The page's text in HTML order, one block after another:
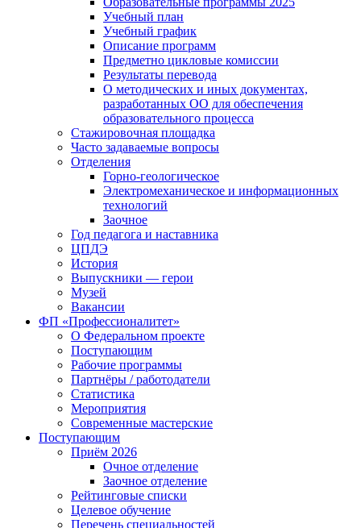
Учебный план
Учебный график
Описание программ
Предметно цикловые комиссии
Результаты перевода
О методических и иных документах,
разработанных ОО для обеспечения
образовательного процесса
Стажировочная площадка
Часто задаваемые вопросы
Отделения
Горно-геологическое
Электромеханическое и информационных
технологий
Заочное
Год педагога и наставника
ЦПДЭ
История
Выпускники — герои
Музей
Вакансии
ФП «Профессионалитет»
О Федеральном проекте
Поступающим
Рабочие программы
Партнёры / работодатели
Статистика
Мероприятия
Современные мастерские
Поступающим
Приём 2026
Очное отделение
Заочное отделение
Рейтинговые списки
Целевое обучение
Перечень специальностей